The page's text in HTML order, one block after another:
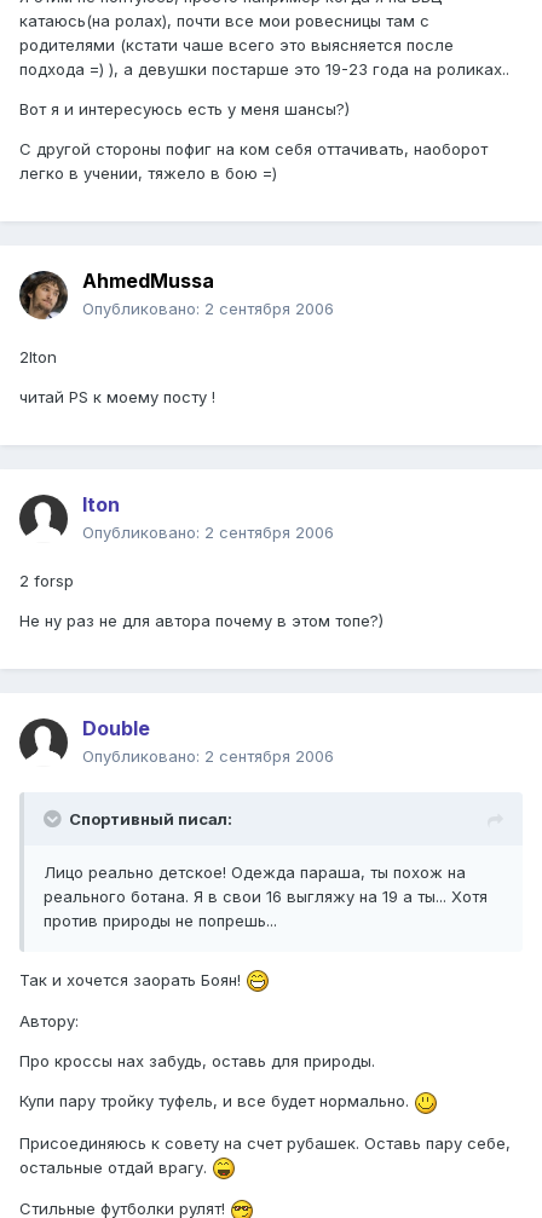
катаюсь(на ролах), почти все мои ровесницы там с
родителями (кстати чаше всего это выясняется после
подхода =) ), а девушки постарше это 19-23 года на роликах..
Вот я и интересуюсь есть у меня шансы?)
С другой стороны пофиг на ком себя оттачивать, наоборот
легко в учении, тяжело в бою =)
AhmedMussa
Опубликовано: 2 сентября 2006
2Iton
читай PS к моему посту !
Iton
Опубликовано: 2 сентября 2006
2 forsp
Не ну раз не для автора почему в этом топе?)
Double
Опубликовано: 2 сентября 2006
Спортивный писал:
Лицо реально детское! Одежда параша, ты похож на
реального ботана. Я в свои 16 выгляжу на 19 а ты... Хотя
против природы не попрешь...
Так и хочется заорать Боян!
Автору:
Про кроссы нах забудь, оставь для природы.
Купи пару тройку туфель, и все будет нормально.
Присоединяюсь к совету на счет рубашек. Оставь пару себе,
остальные отдай врагу.
Стильные футболки рулят!